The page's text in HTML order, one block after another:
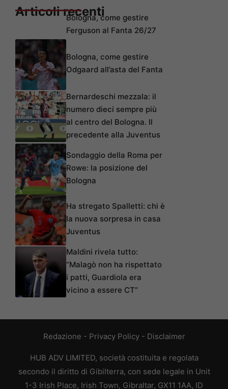
Articoli recentiBologna, come gestire
Ferguson al Fanta 26/27
Bologna, come gestire
Odgaard all’asta del Fanta
Bernardeschi mezzala: il
numero dieci sempre più
al centro del Bologna. Il
precedente alla Juventus
Sondaggio della Roma per
Rowe: la posizione del
Bologna
Ha stregato Spalletti: chi è
la nuova sorpresa in casa
Juventus
Maldini rivela tutto:
“Malagò non ha rispettato
i patti, Guardiola era
vicino a essere CT”
Redazione - Privacy Policy- Disclaimer
HUB ADV LIMITED, società costituita e regolata
secondo il diritto di Gibilterra, con sede legale in Unit
1-3 Irish Place, Irish Town, Gibraltar, GX11 1AA, ID